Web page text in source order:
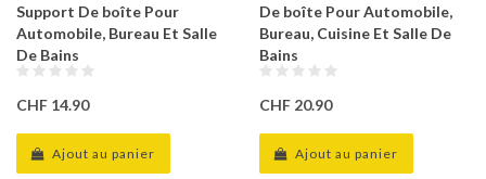
Support De boîte Pour
Automobile, Bureau Et Salle
De Bains
CHF 14.90
Ajout au panier
De boîte Pour Automobile,
Bureau, Cuisine Et Salle De
Bains
CHF 20.90
Ajout au panier